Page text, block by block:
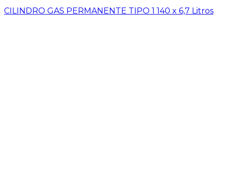
CILINDRO GAS PERMANENTE TIPO 1 140 x 6,7 Litros